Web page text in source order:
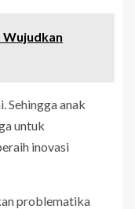
Wujudkan
Sehingga anak
untuk
inovasi
problematika